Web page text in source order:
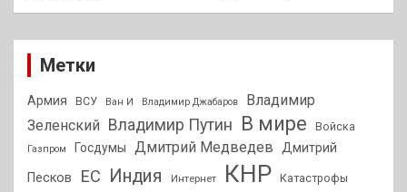
Метки
Армия ВСУ Ван И Владимир Джабаров
Владимир
Зеленский
Владимир Путин В мире Войска
Газпром Госдумы Дмитрий Медведев Дмитрий
Песков
ЕС Индия Интернет КНР Катастрофы